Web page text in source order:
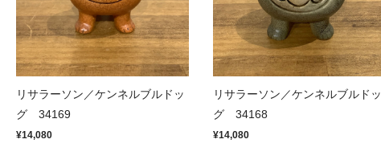
リサラーソン／ケンネルブルドッ
グ 34169
¥14,080
リサラーソン／ケンネルブルドッ
グ 34168
¥14,080